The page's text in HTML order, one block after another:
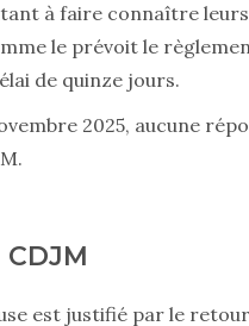
à faire connaître leurs
le prévoit le
de quinze jours.
2025, aucune
est justifié par le